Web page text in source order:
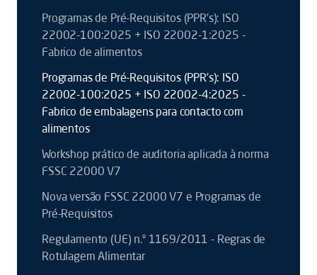
Programas de Pré-Requisitos (PPR’s): ISO
22002-100:2025 + ISO 22002-1:2025 -
Fabrico de alimentos
Programas de Pré-Requisitos (PPR’s): ISO
22002-100:2025 + ISO 22002-4:2025 -
Fabrico de embalagens para contacto com
alimentos
Workshop prático de auditoria aplicada à norma
FSSC 22000 V7
Nova versão FSSC 22000 V7 e Programas de
Pré-Requisitos
Regulamento (UE) n.º 1169/2011 - Regras de
Rotulagem Alimentar